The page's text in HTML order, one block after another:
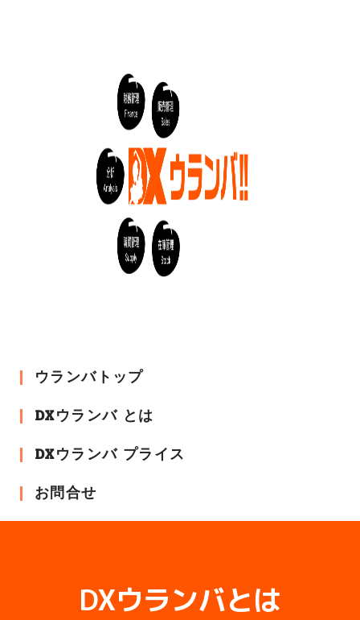
ウランバトップ
DXウランバ とは
DXウランバ プライス
お問合せ
DXウランバとは